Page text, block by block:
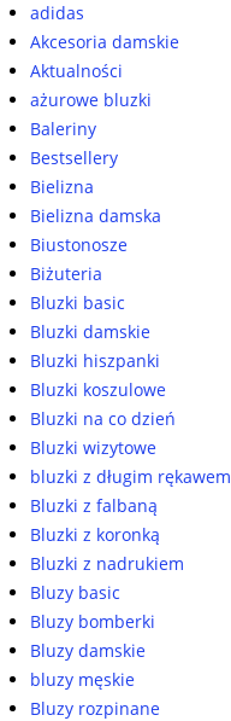
adidas
Akcesoria damskie
Aktualności
ażurowe bluzki
Baleriny
Bestsellery
Bielizna
Bielizna damska
Biustonosze
Biżuteria
Bluzki basic
Bluzki damskie
Bluzki hiszpanki
Bluzki koszulowe
Bluzki na co dzień
Bluzki wizytowe
bluzki z długim rękawem
Bluzki z falbaną
Bluzki z koronką
Bluzki z nadrukiem
Bluzy basic
Bluzy bomberki
Bluzy damskie
bluzy męskie
Bluzy rozpinane